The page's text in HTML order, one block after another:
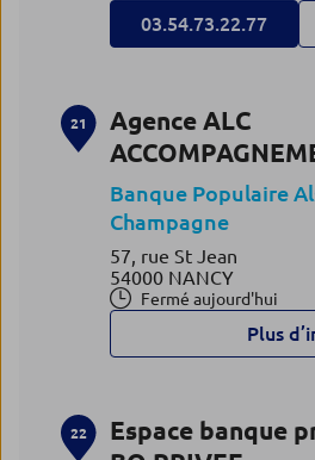
03.54.73.22.77
21
Agence ALC
Banque Populaire
Champagne
57, rue St Jean
54000 NANCY
Fermé aujourd'hui
Plus
22
Espace banque